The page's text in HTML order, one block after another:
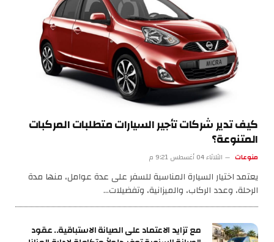
كيف تدير شركات تأجير السيارات متطلبات المركبات
المتنوعة؟
منوعات الثلاثاء 04 أغسطس 9:21 م
يعتمد اختيار السيارة المناسبة للسفر على عدة عوامل، منها مدة
الرحلة، وعدد الركاب، والميزانية، وتفضيلات…
مع تزايد الاعتماد على الصيانة الاستباقية.. عقود